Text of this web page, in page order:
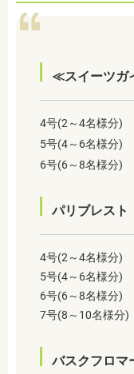
≪スイーツガ
4号(2～4名様分)
5号(4～6名様分)
6号(6～8名様分)
パリブレス
4号(2～4名様分)
5号(4～6名様分)
6号(6～8名様分)
7号(8～10名様分
バスクフロ